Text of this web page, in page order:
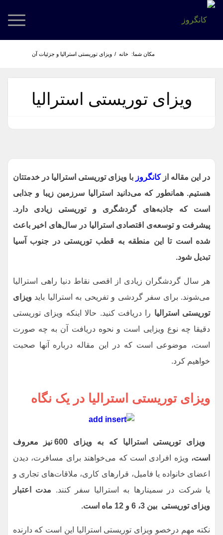
مکان شما: خانه / ویزای توریستی استرالیا و جزئیات آن
ویزای توریستی استرالیا
در این مقاله از کانگروز با ویزای توریستی استرالیا در خدمتتان
هستیم. همانطور که می‌دانید استرالیا سرزمین زیبا و جذابی
است که جاذبه‌های گردشگری و توریستی زیادی دارد.
پیشرفت و توسعه‌ی اقتصادی استرالیا در سال‌های اخیر باعث
شده است تا این منطقه به قطب توریستی در جنوب آسیا
تبدیل شود.
هر سال گردشگران زیادی از اقصی نقاط دنیا راهی استرالیا‌
می‌شوند. برای سفر گردشی و تفریحی به استرالیا بایدویزای
توریستی استرالیا را دریافت کنید. حالا اینکه ویزای توریستی
دقیقا چه نوع ویزایی است و نحوه دریافت آن به چه صورت
است، موضوعی است که در این مقاله درباره آنها صحبت
خواهیم کرد.
ویزای توریستی استرالیا در یک نگاه
ویزای توریستی استرالیا که به ویزای 600 نیز معروف
است، ویژه افرادی است که می‌خواهند برای مسافرت، دیدن
اعضای خانواده یا فامیل، قرارهای کاری، ملاقات‌های تجاری و
یا شرکت در سمینارها به استرالیا سفر کنند. مدت اعتبار
ویزای توریستی بین 3، 6 و 12 ماه است
.
نکته مهم درخصو ویزای توریستی استرالیا این است که دارنده